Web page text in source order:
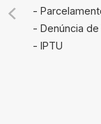
-
- Denúncia
- IPTU